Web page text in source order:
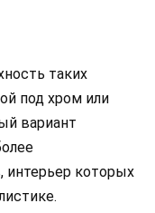
таких
под хром или
вариант
интерьер которых